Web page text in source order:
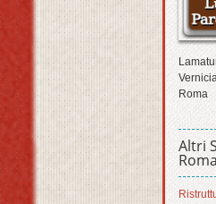
Roma
Altri